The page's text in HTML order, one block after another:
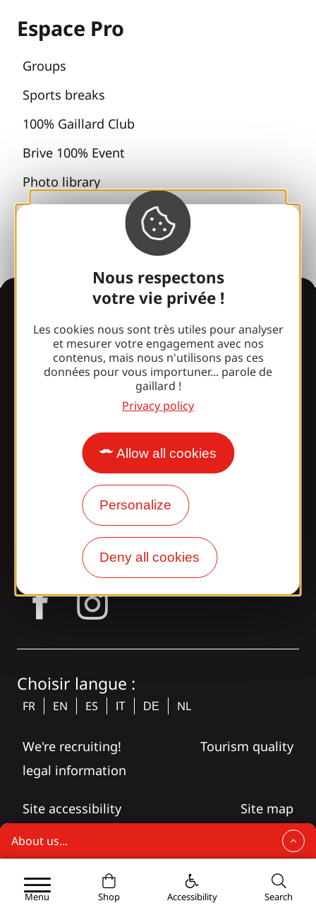
Nous respectons
votre vie privée !
Les cookies nous sont très utiles pour analyser
et mesurer votre engagement avec nos
contenus, mais nous n'utilisons pas ces
données pour vous importuner... parole de
gaillard !
Privacy policy
Allow all cookies
Personalize
Deny all cookies
About us...
The tourist office
Contact the team
Espace Pro
Groups
Sports breaks
100% Gaillard Club
Brive 100% Event
Photo library
Press room
Information
Surprised by our design?
Our opening times
Access and transport
Our brochures
Join the Gaillarde gang!
Choisir langue :
FR EN ES IT DE NL
We're recruiting!
Tourism quality
legal information
Site accessibility Site map
Menu Shop Accessibility Search